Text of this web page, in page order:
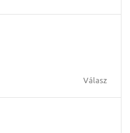
Válasz